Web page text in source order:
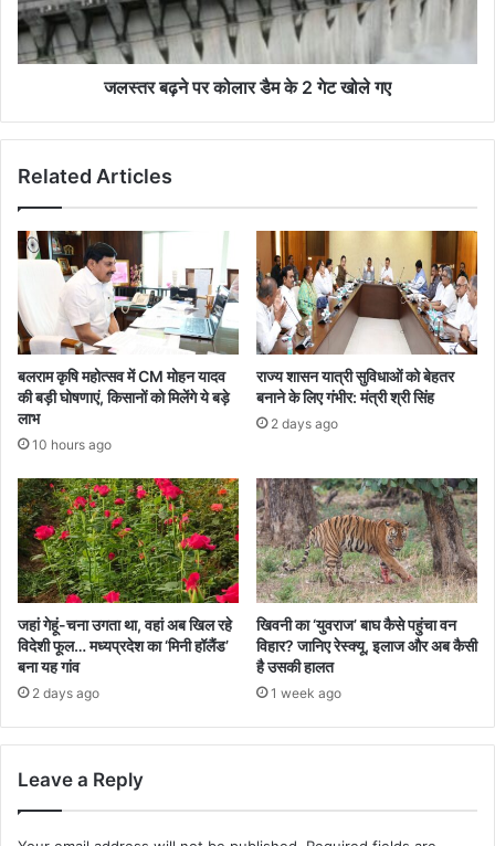
सुमिरन
2
गेट
खोले
जलस्तर बढ़ने पर कोलार डैम के 2 गेट खोले गए
Related Articles
बलराम कृषि महोत्सव में CM मोहन यादव
की बड़ी घोषणाएं, किसानों को मिलेंगे ये बड़े
लाभ
10 hours ago
राज्य शासन यात्री सुविधाओं को बेहतर
बनाने के लिए गंभीर: मंत्री श्री सिंह
2 days ago
जहां गेहूं-चना उगता था, वहां अब खिल रहे
विदेशी फूल… मध्यप्रदेश का ‘मिनी हॉलैंड’
बना यह गांव
2 days ago
खिवनी का ‘युवराज’ बाघ कैसे पहुंचा वन
विहार? जानिए रेस्क्यू, इलाज और अब कैसी
है उसकी हालत
1 week ago
Leave a Reply